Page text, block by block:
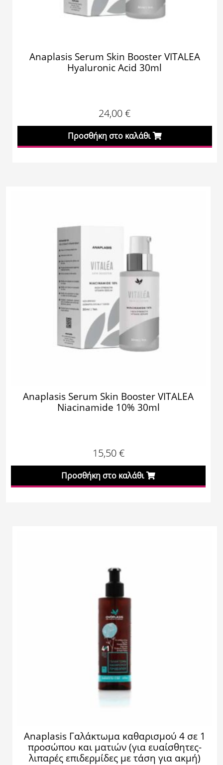
Anaplasis Serum Skin Booster VITALEA
Hyaluronic Acid 30ml
24,00€
Προσθήκη στο καλάθι
Anaplasis Serum Skin Booster VITALEA
Niacinamide 10% 30ml
15,50€
Προσθήκη στο καλάθι
Anaplasis Γαλάκτωμα καθαρισμού 4 σε 1
προσώπου και ματιών (για ευαίσθητες-
λιπαρές επιδερμίδες με τάση για ακμή)